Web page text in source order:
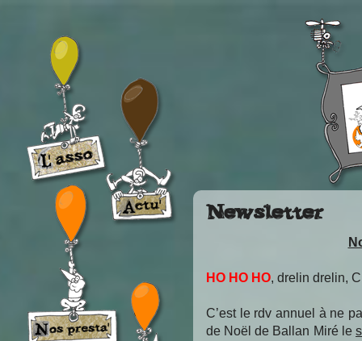
Newsletter
HO HO HO, drelin drelin,
C’est le rdv annuel à ne
de Noël de Ballan Miré le